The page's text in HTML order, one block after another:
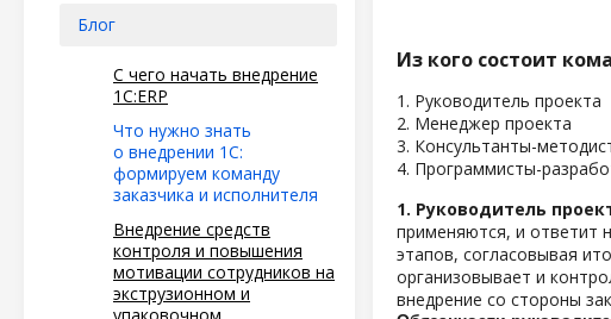
Блог
С чего начать внедрение
1C:ERP
Что нужно знать
о внедрении 1С:
формируем команду
заказчика и исполнителя
Внедрение средств
контроля и повышения
мотивации сотрудников на
экструзионном и
Из кого состоит
1. Руководитель проекта
2. Менеджер проекта
3. Консультанты-
4. Программисты-
1. Руководитель
применяются, и ответит
этапов, согласовывая
организовывает и
внедрение со стороны